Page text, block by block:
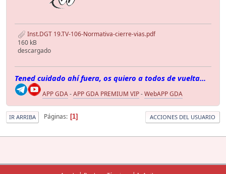
Inst.DGT 19.TV-106-Normativa-cierre-vias.pdf
160 kB
descargado
Tened cuidado ahí fuera, os quiero a todos de vuelta...
APP GDA-APP GDA PREMIUM VIP-WebAPP GDA
IR ARRIBA Páginas 1 ACCIONES DEL USUARIO